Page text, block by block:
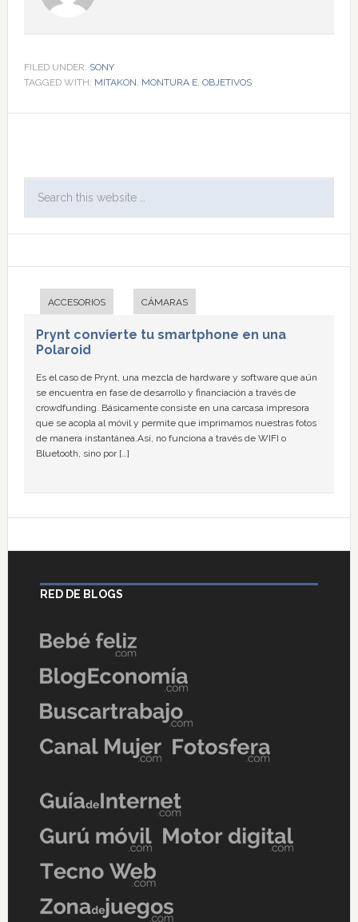
FILED UNDER: SONY
TAGGED WITH: MITAKON, MONTURA E, OBJETIVOS
ACCESORIOS CÁMARAS
Prynt convierte tu smartphone en una
Polaroid
Es el caso de Prynt, una mezcla de hardware y software que aún
se encuentra en fase de desarrollo y financiación a través de
crowdfunding. Básicamente consiste en una carcasa impresora
que se acopla al móvil y permite que imprimamos nuestras fotos
de manera instantánea.Así, no funciona a través de WIFI o
Bluetooth, sino por […]
RED DE BLOGS